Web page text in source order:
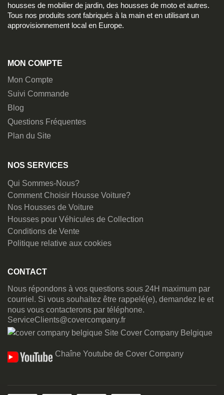
housses de mobilier de jardin, des housses de moto et autres.
Tous nos produits sont fabriqués à la main et en utilisant un
approvisionnement local en Europe.
MON COMPTE
Mon Compte
Suivi Commande
Blog
Questions Fréquentes
Plan du Site
NOS SERVICES
Qui Sommes-Nous?
Comment Choisir Housse Voiture?
Nos Housses de Voiture
Housses pour Véhicules de Collection
Conditions de Vente
Politique relative aux cookies
CONTACT
Nous répondons à vos questions sous 24H maximum par
courriel. Si vous souhaitez être rappelé(e), demandez le et
nous vous contacterons par téléphone.
ServiceClients@covercompany.fr
Site Cover Company Belgique
Chaîne Youtube de Cover Company